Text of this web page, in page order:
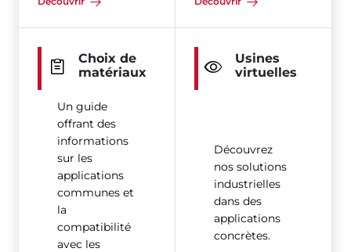
Choix de
matériaux
Un guide
offrant des
informations
sur les
applications
communes et
la
compatibilité
avec les
Usines
virtuelles
Découvrez
nos solutions
industrielles
dans des
applications
concrètes.